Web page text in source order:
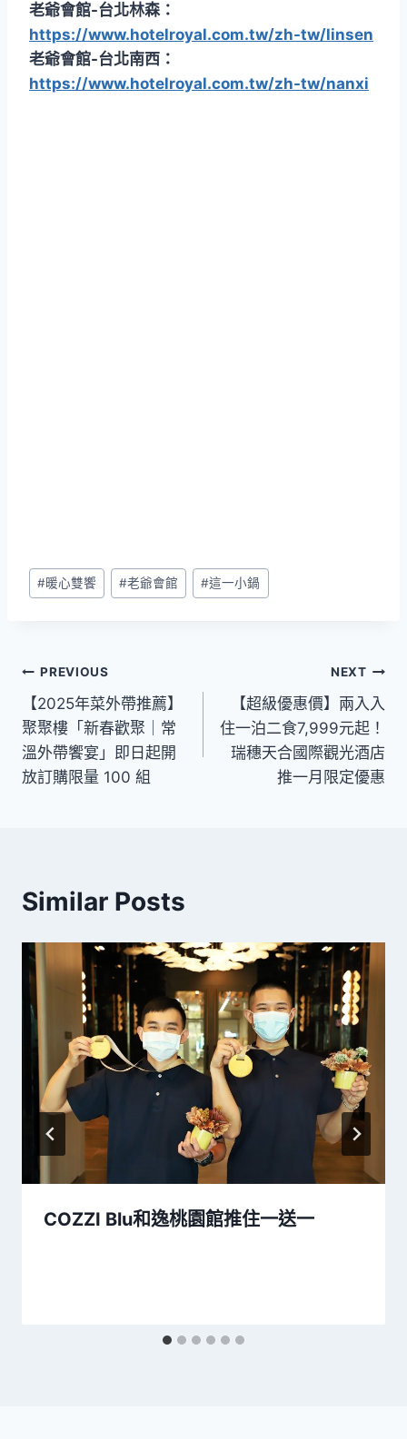
老爺會館-台北林森：
https://www.hotelroyal.com.tw/zh-tw/linsen
老爺會館-台北南西：
https://www.hotelroyal.com.tw/zh-tw/nanxi
Post
Tags:
#暖心雙饗 #老爺會館 #這一小鍋
文
章
導
覽
PREVIOUS
【2025年菜外帶推薦】
聚聚樓「新春歡聚｜常
溫外帶饗宴」即日起開
放訂購限量 100 組
NEXT
【超級優惠價】兩入入
住一泊二食7,999元起！
瑞穗天合國際觀光酒店
推一月限定優惠
Similar Posts
COZZI Blu和逸桃園館推住一送一